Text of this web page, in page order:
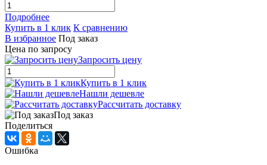
Подробнее
Купить в 1 клик К сравнению
В избранное Под заказ
Цена по запросу
Запросить цену
Купить в 1 клик
Нашли дешевле
Рассчитать доставку
Под заказ
Поделиться
Ошибка